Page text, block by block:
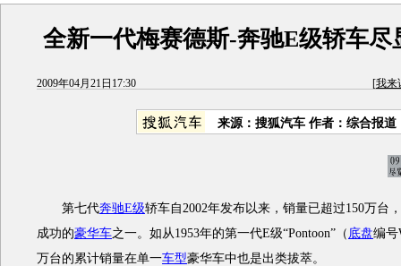
全新一代梅赛德斯-奔驰E级轿车尽
2009年04月21日17:30 [我来
来源：搜狐汽车 作者：综合报道
第七代奔驰E级轿车自2002年发布以来，销量已超过150万台
成功的豪华车之一。如从1953年的第一代E级“Pontoon”（ 底盘编号
万台的累计销量在单一车型豪华车中也是出类拔萃。